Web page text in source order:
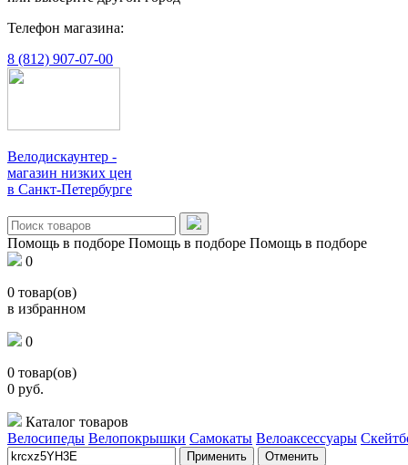
Телефон магазина:
8 (812) 907-07-00
Велодискаунтер -
магазин низких цен
в Санкт-Петербурге
Помощь в подборе Помощь в подборе Помощь в подборе
0
0 товар(ов)
в избранном
0
0 товар(ов)
0 руб.
Каталог товаров
Велосипеды Велопокрышки Самокаты Велоаксессуары
Применить Отменить